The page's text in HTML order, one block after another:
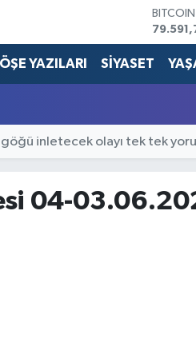
BITCOIN
DOLAR
G.ALTIN
YAZILARI SİYASET
inletecek olayı tek tek
04-